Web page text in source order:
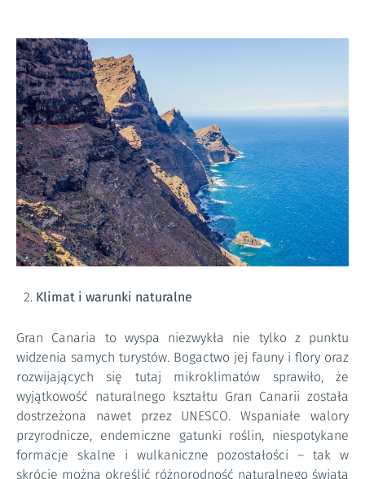
Klimat i warunki naturalne
Gran Canaria to wyspa niezwykła nie tylko z punktu
widzenia samych turystów. Bogactwo jej fauny i flory oraz
rozwijających się tutaj mikroklimatów sprawiło, że
wyjątkowość naturalnego kształtu Gran Canarii została
dostrzeżona nawet przez UNESCO. Wspaniałe walory
przyrodnicze, endemiczne gatunki roślin, niespotykane
formacje skalne i wulkaniczne pozostałości – tak w
skrócie można określić różnorodność naturalnego świata